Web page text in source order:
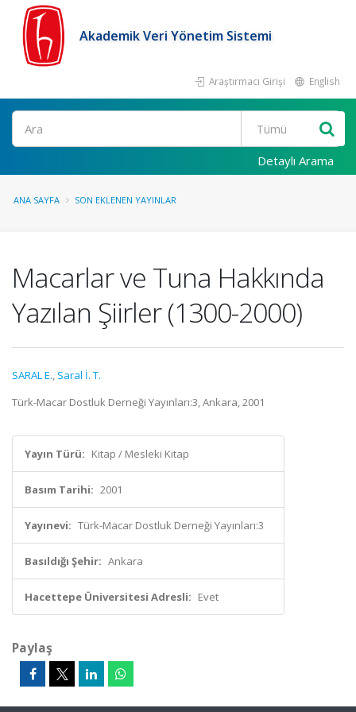
Akademik Veri Yönetim Sistemi
Araştırmacı Girişi English
Ara
Detaylı Arama
ANA SAYFA SON EKLENEN YAYINLAR
Macarlar ve Tuna Hakkında
Yazılan Şiirler (1300-2000)
SARAL E., Saral İ. T.
Türk-Macar Dostluk Derneği Yayınları:3, Ankara, 2001
Yayın Türü: Kitap / Mesleki Kitap
Basım Tarihi: 2001
Yayınevi: Türk-Macar Dostluk Derneği Yayınları:3
Basıldığı Şehir: Ankara
Hacettepe Üniversitesi Adresli: Evet
Paylaş